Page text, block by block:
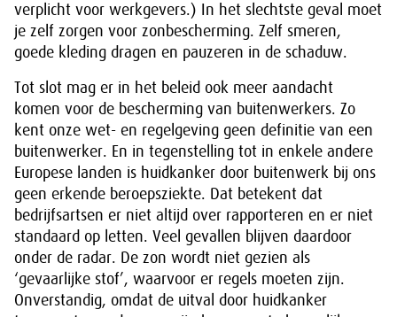
verplicht voor werkgevers.) In het slechtste geval moet
je zelf zorgen voor zonbescherming. Zelf smeren,
goede kleding dragen en pauzeren in de schaduw.
Tot slot mag er in het beleid ook meer aandacht
komen voor de bescherming van buitenwerkers. Zo
kent onze wet- en regelgeving geen definitie van een
buitenwerker. En in tegenstelling tot in enkele andere
Europese landen is huidkanker door buitenwerk bij ons
geen erkende beroepsziekte. Dat betekent dat
bedrijfsartsen er niet altijd over rapporteren en er niet
standaard op letten. Veel gevallen blijven daardoor
onder de radar. De zon wordt niet gezien als
‘gevaarlijke stof’, waarvoor er regels moeten zijn.
Onverstandig, omdat de uitval door huidkanker